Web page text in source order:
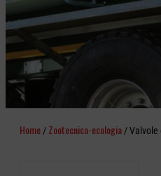
Home / Zootecnica-ecologia / Valvole